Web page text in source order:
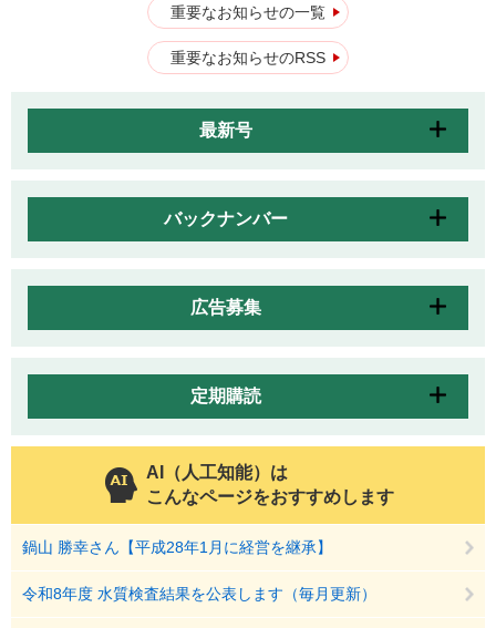
重要なお知らせの一覧
重要なお知らせのRSS
最新号
バックナンバー
広告募集
定期購読
AI（人工知能）は
こんなページをおすすめします
鍋山 勝幸さん【平成28年1月に経営を継承】
令和8年度 水質検査結果を公表します（毎月更新）